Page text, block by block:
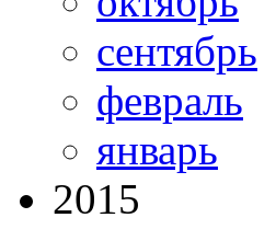
сентябрь
февраль
январь
2015